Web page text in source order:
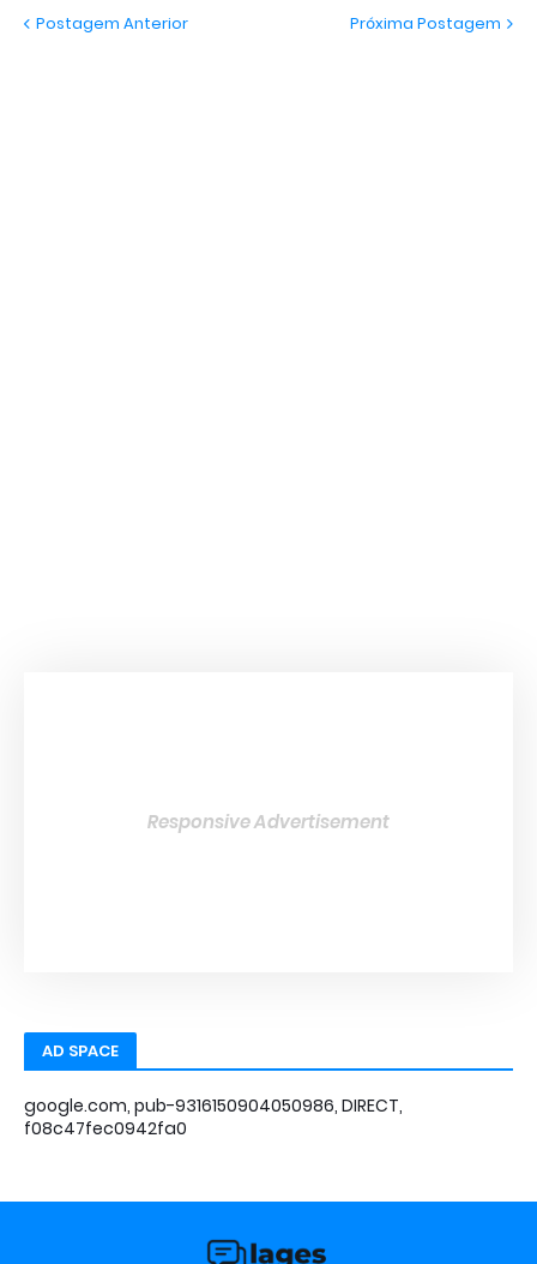
Postagem Anterior Próxima Postagem
Responsive Advertisement
AD SPACE
google.com, pub-9316150904050986, DIRECT,
f08c47fec0942fa0